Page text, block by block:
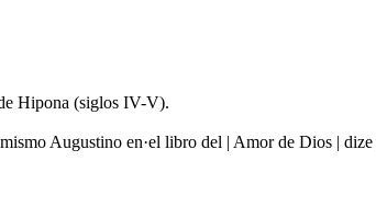
Hipona (siglos IV-V).
Augustino en·el libro del | Amor de Dios |